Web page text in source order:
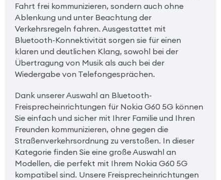
Fahrt frei kommunizieren, sondern auch ohne
Ablenkung und unter Beachtung der
Verkehrsregeln fahren. Ausgestattet mit
Bluetooth-Konnektivität sorgen sie für einen
klaren und deutlichen Klang, sowohl bei der
Übertragung von Musik als auch bei der
Wiedergabe von Telefongesprächen.
Dank unserer Auswahl an Bluetooth-
Freisprecheinrichtungen für Nokia G60 5G können
Sie einfach und sicher mit Ihrer Familie und Ihren
Freunden kommunizieren, ohne gegen die
Straßenverkehrsordnung zu verstoßen. In dieser
Kategorie finden Sie eine große Auswahl an
Modellen, die perfekt mit Ihrem Nokia G60 5G
kompatibel sind. Unsere Freisprecheinrichtungen